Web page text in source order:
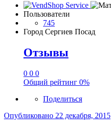
Пользователи
745
Город Сергиев Посад
Отзывы
0 0 0
Общий рейтинг 0%
Поделиться
Опубликовано 22 декабря, 2015